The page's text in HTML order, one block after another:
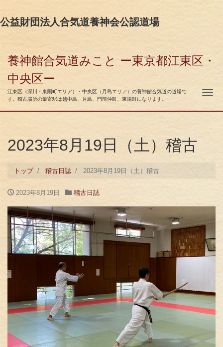
公益財団法人合気道養神会公認道場
養神館合気道みこと ー東京都江東区・
中央区ー
江東区（深川・東陽町エリア）・中央区（月島エリア）の養神館合気道の道場で
す。稽古場所の最寄駅は越中島、月島、門前仲町、東陽町になります。
ナ
2023年8月19日（土）稽古
トップ 稽古日誌 2023年8月19日（土）稽古
2023年8月19日 稽古日誌